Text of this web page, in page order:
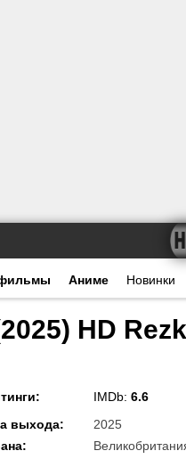
Аниме Новинки
HD
: IMDb: 6.6
выхода:
2025
: